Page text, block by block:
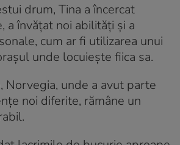
drum, Tina a încercat
a învățat noi abilități și a
cum ar fi utilizarea unui
unde locuiește fiica sa.
Norvegia, unde a avut parte
noi diferite, rămâne un